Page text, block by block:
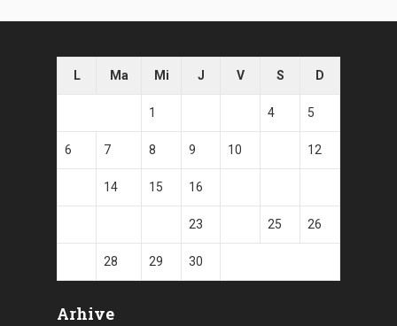
L Ma Mi J V S D
1 4 5
6 7 8 9 10 12
14 15 16
23 25 26
28 29 30
Arhive